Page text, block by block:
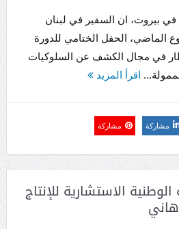
في بيروت، ان السفير في لبنان
الماضي، الحفل الختامي للدورة
في مجال الكشف عن السلوكيات
اقرأ المزيد
مشاركة مشاركة
الوطنية الاستشارية للإنتاج
هاني